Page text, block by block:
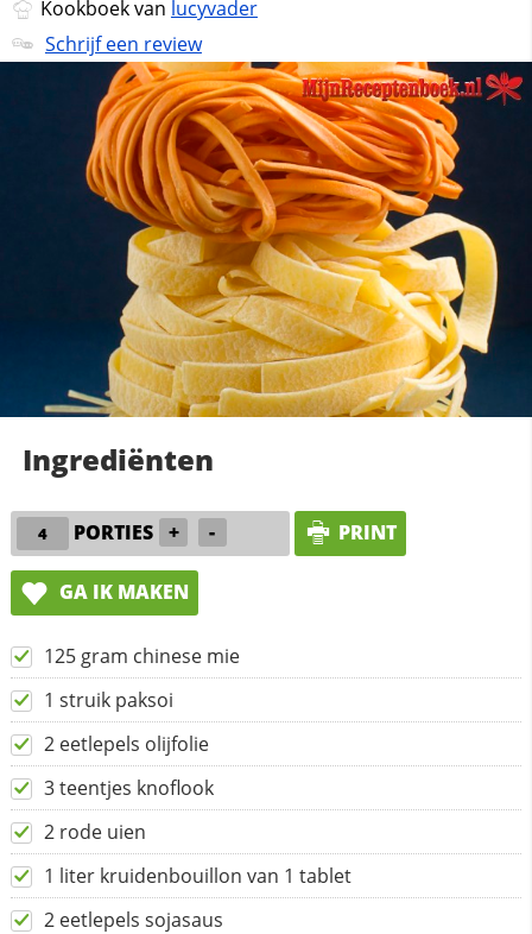
Kookboek van lucyvader
Schrijf een review
Ingrediënten
PORTIES + - PRINT
GA IK MAKEN
125 gram chinese mie
1 struik paksoi
2 eetlepels olijfolie
3 teentjes knoflook
2 rode uien
1 liter kruidenbouillon van 1 tablet
2 eetlepels sojasaus